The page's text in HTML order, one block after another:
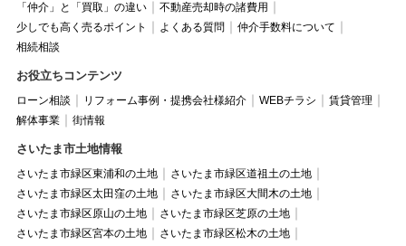
「仲介」と「買取」の違い
不動産売却時の諸費用
少しでも高く売るポイント
よくある質問
仲介手数料について
相続相談
お役立ちコンテンツ
ローン相談 リフォーム事例・提携会社様紹介 WEBチラシ
賃貸管理
解体事業
街情報
さいたま市土地情報
さいたま市緑区東浦和の土地
さいたま市緑区道祖土の土地
さいたま市緑区太田窪の土地
さいたま市緑区大間木の土地
さいたま市緑区原山の土地
さいたま市緑区芝原の土地
さいたま市緑区宮本の土地
さいたま市緑区松木の土地